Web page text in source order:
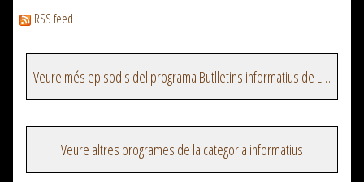
RSS feed
Veure més episodis del programa Butlletins informatius de La Xarxa
Veure altres programes de la categoria informatius